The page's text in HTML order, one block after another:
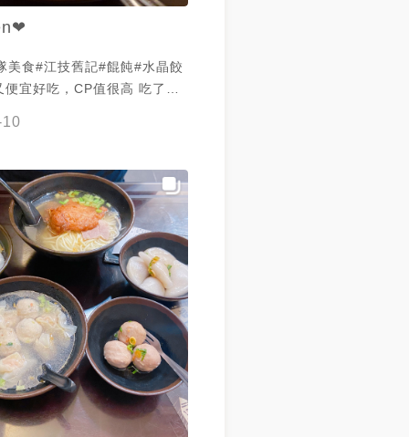
美食#江技舊記#餛飩#水晶餃
宜好吃，CP值很高 吃了這